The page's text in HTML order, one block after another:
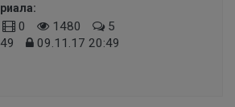
0 1480
5
09.11.17 20:49